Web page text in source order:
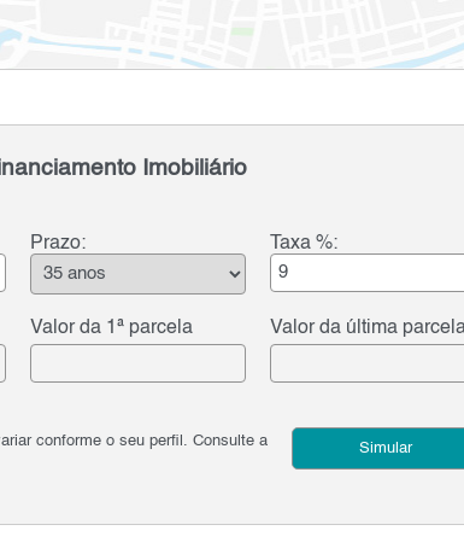
Imobiliário
Prazo: Taxa %:
Valor da 1ª parcela Valor da última
conforme o seu perfil. Consulte a
Simular